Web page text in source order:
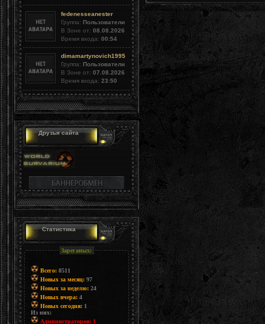
fedenesseanester
Группа: Пользователи
В Зоне от: 08.08.2026
Время входа: 00:54
dimamartynovich1995
Группа: Пользователи
В Зоне от: 07.08.2026
Время входа: 23:50
Друзья сайта
Статистика
Зареганых:
Всего:8511
Новых за месяц:97
Новых за неделю:24
Новых вчера:4
Новых сегодня:1
Из них:
Администраторов: 1